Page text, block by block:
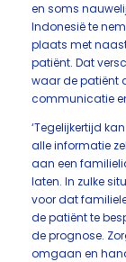
en soms
Indonesië te
plaats met
patiënt. Dat
waar de patiënt
communicatie
‘Tegelijkertijd
alle informatie
aan een
laten. In zulke
voor dat
de patiënt te
de prognose.
omgaan en